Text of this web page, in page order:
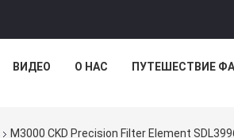
ВИДЕО О НАС ПУТЕШЕСТВИЕ
M3000 CKD Precision Filter Element